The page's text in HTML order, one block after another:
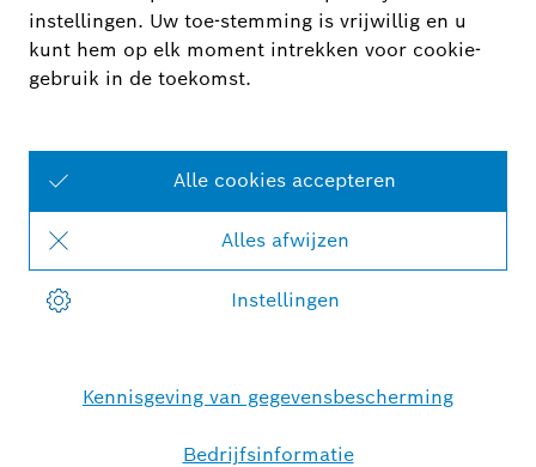
Bosch Smart Camera-app
binnencamera’s.
Wij stellen alle app-functies en de zeer eenvoudige
Meer informatie